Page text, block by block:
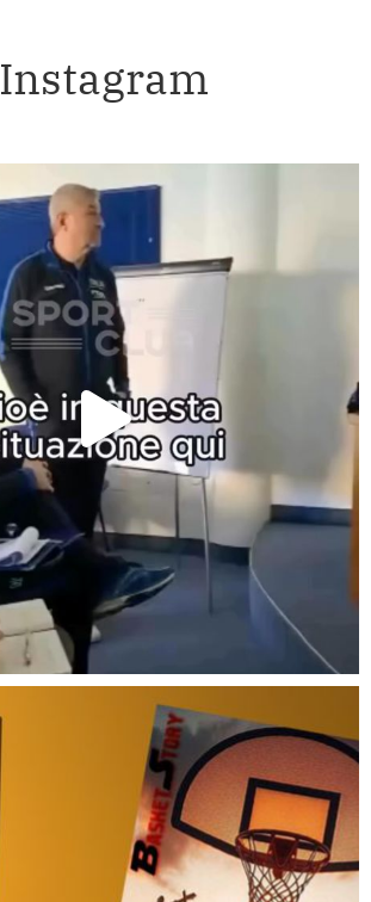
Instagram